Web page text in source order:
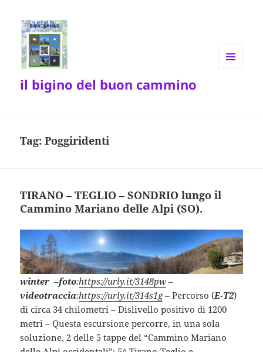
il bigino del buon cammino
Tag:Poggiridenti
TIRANO – TEGLIO – SONDRIO lungo il
Cammino Mariano delle Alpi (SO).
winter–foto:https://urly.it/3148pw –
videotraccia:https://urly.it/314s1g– Percorso (E-T2)
di circa 34 chilometri – Dislivello positivo di 1200
metri – Questa escursione percorre, in una sola
soluzione, 2 delle 5 tappe del “Cammino Mariano